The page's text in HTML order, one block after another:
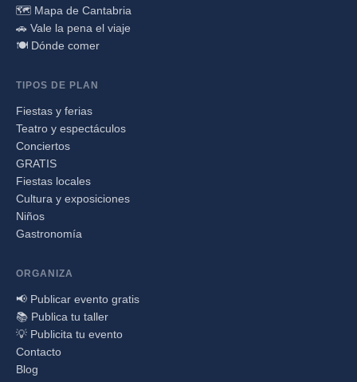
🗺️ Mapa de Cantabria
🚗 Vale la pena el viaje
🍽️ Dónde comer
TIPOS DE PLAN
Fiestas y ferias
Teatro y espectáculos
Conciertos
GRATIS
Fiestas locales
Cultura y exposiciones
Niños
Gastronomía
ORGANIZA
📢 Publicar evento gratis
📚 Publica tu taller
💡 Publicita tu evento
Contacto
Blog